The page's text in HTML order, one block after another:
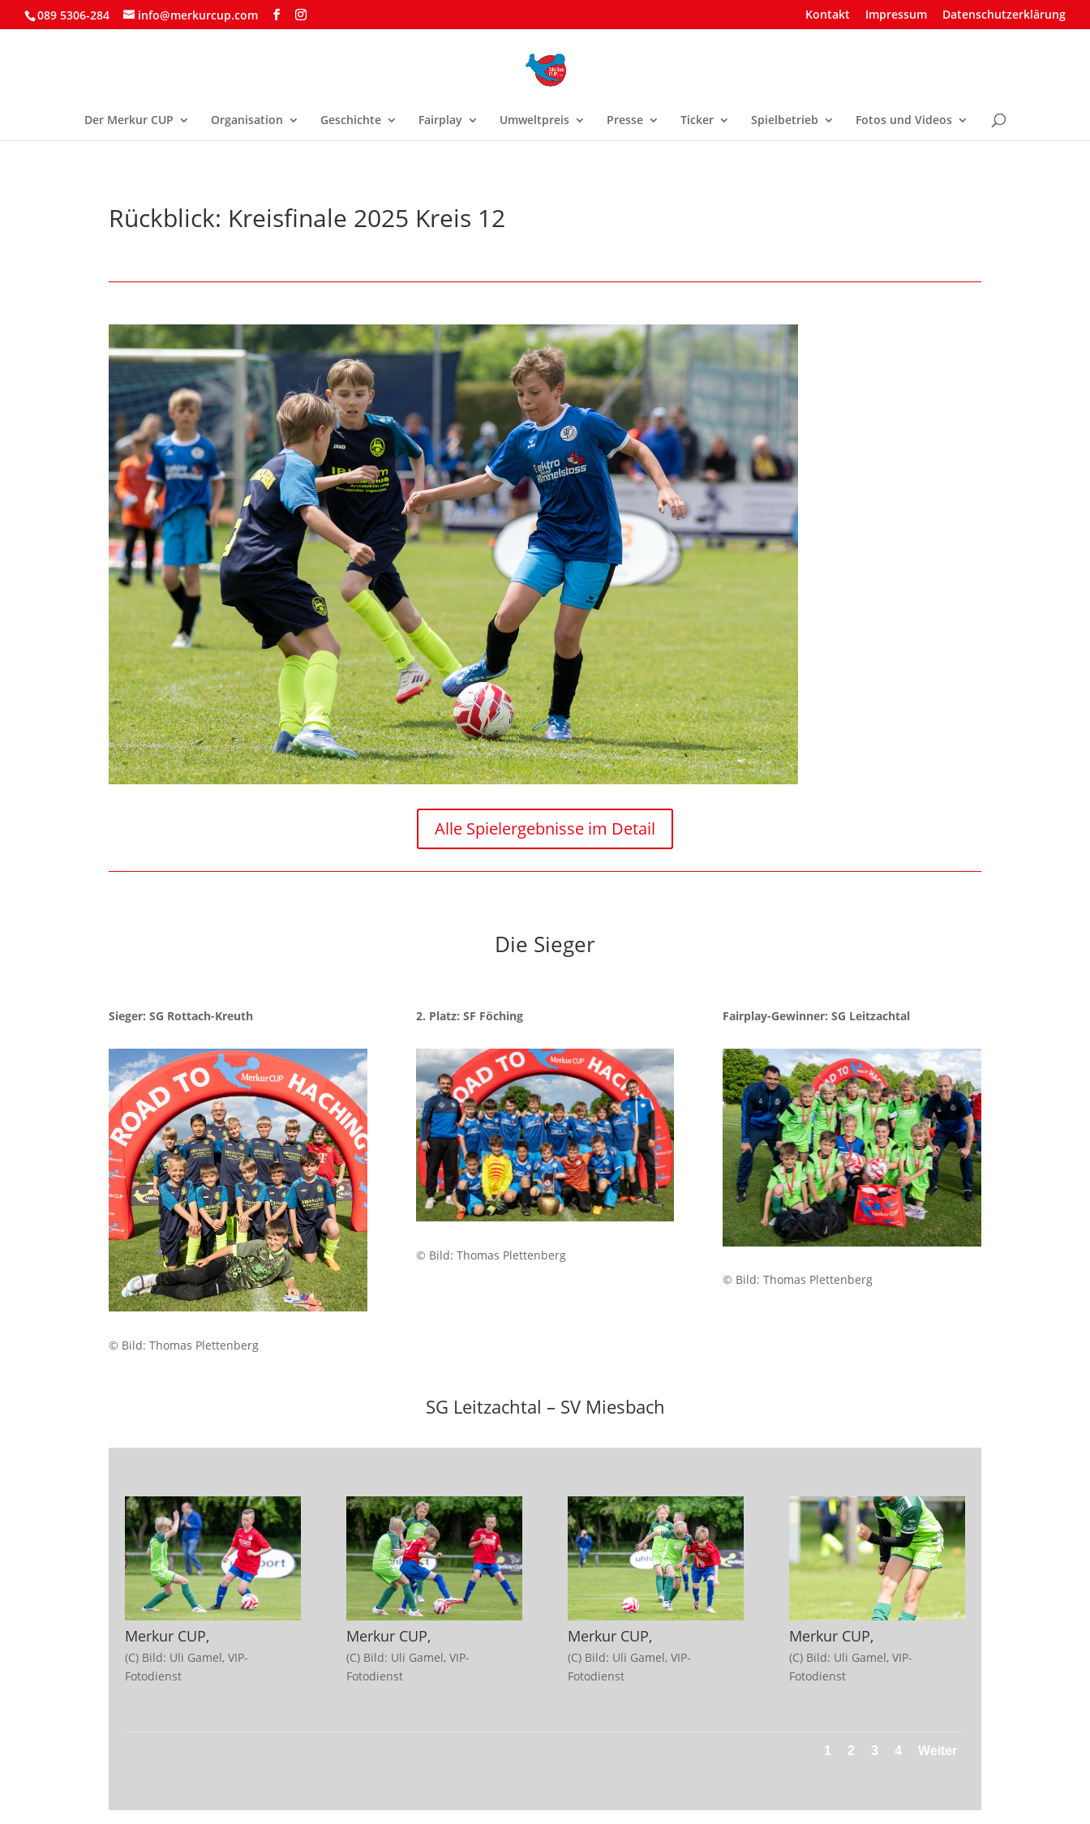
089 5306-284 info@merkurcup.com Kontakt Impressum Datenschutzerklärung
Der Merkur CUP Organisation Geschichte Fairplay Umweltpreis Presse Ticker Spielbetrieb Fotos und Videos
Rückblick: Kreisfinale 2025 Kreis 12
Alle Spielergebnisse im Detail
Die Sieger
Sieger: SG Rottach-Kreuth
© Bild:Thomas Plettenberg
2. Platz: SF Föching
© Bild: Thomas Plettenberg
Fairplay-Gewinner: SG Leitzachtal
© Bild: Thomas Plettenberg
SG Leitzachtal – SV Miesbach
Merkur CUP,
(C) Bild: Uli Gamel, VIP-
Fotodienst
Merkur CUP,
(C) Bild: Uli Gamel, VIP-
Fotodienst
Merkur CUP,
(C) Bild: Uli Gamel, VIP-
Fotodienst
Merkur CUP,
(C) Bild: Uli Gamel, VIP-
Fotodienst
1 2 3 4 Weiter